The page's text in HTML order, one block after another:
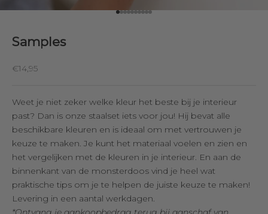
Naar artikel 1
Naar artikel 2
Naar artikel 3
Naar artikel 4
Naar artikel 5
Naar artikel 6
Naar artikel 7
Naar artikel 8
Naar artikel 9
Naar artikel 10
Samples
Aanbiedingsprijs
€14,95
Weet je niet zeker welke kleur het beste bij je interieur
past? Dan is onze staalset iets voor jou! Hij bevat alle
beschikbare kleuren en is ideaal om met vertrouwen je
keuze te maken. Je kunt het materiaal voelen en zien en
het vergelijken met de kleuren in je interieur. En aan de
binnenkant van de monsterdoos vind je heel wat
praktische tips om je te helpen de juiste keuze te maken!
Levering in een aantal werkdagen.